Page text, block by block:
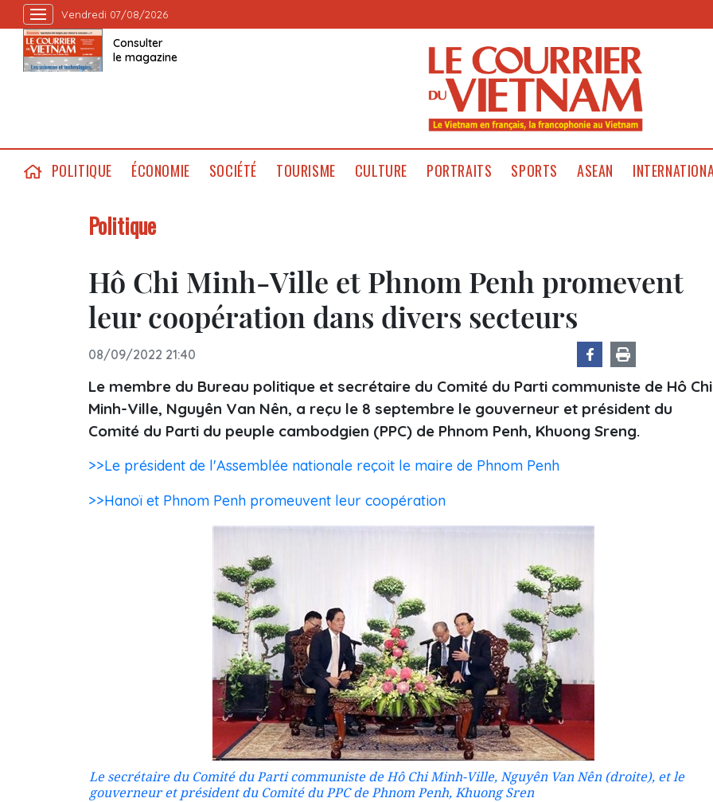
Vendredi 07/08/2026
Consulter
le magazine
POLITIQUE ÉCONOMIE SOCIÉTÉ TOURISME CULTURE PORTRAITS SPORTS ASEAN
Politique
Hô Chi Minh-Ville et Phnom Penh promevent
leur coopération dans divers secteurs
08/09/2022 21:40
Le membre du Bureau politique et secrétaire du Comité du Parti communiste de Hô Chi
Minh-Ville, Nguyên Van Nên, a reçu le 8 septembre le gouverneur et président du
Comité du Parti du peuple cambodgien (PPC) de Phnom Penh, Khuong Sreng.
>>Le président de l'Assemblée nationale reçoit le maire de Phnom Penh
>>Hanoï et Phnom Penh promeuvent leur coopération
Le secrétaire du Comité du Parti communiste de Hô Chi Minh-Ville, Nguyên Van Nên (droite), et le
gouverneur et président du Comité du PPC de Phnom Penh, Khuong Sren